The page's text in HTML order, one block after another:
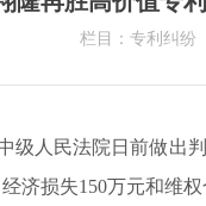
栏目：专利纠纷
人民法院日前做出
济损失150万元和维